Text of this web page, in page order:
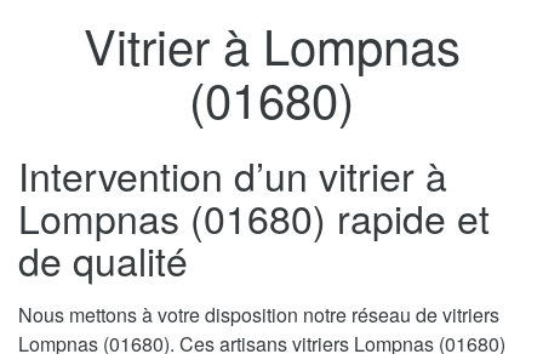
Vitrier à Lompnas
(01680)
Intervention d’un vitrier à
Lompnas (01680) rapide et
de qualité
Nous mettons à votre disposition notre réseau de vitriers
Lompnas (01680). Ces artisans vitriers Lompnas (01680)